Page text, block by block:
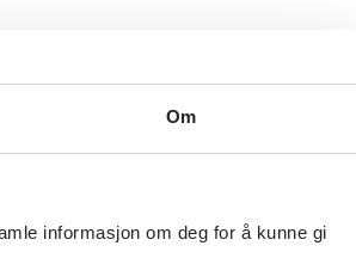
Om
informasjon om deg for å kunne gi
og psykisk